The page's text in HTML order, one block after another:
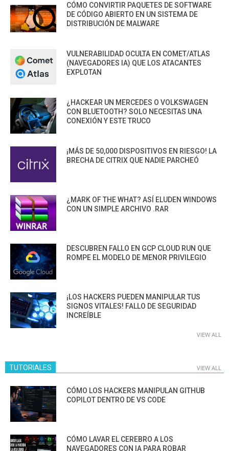
CÓMO CONVIRTIR PAQUETES DE SOFTWARE
DE CÓDIGO ABIERTO EN UN SISTEMA DE
DISTRIBUCIÓN DE MALWARE
VULNERABILIDAD OCULTA EN COMET/ATLAS
(NAVEGADORES IA) QUE LOS ATACANTES
EXPLOTAN
¿HACKEAR UN MERCEDES O VOLKSWAGEN
CON BLUETOOTH? SOLO NECESITAS UNA
CONEXIÓN Y ESTE TRUCO
¡MÁS DE 50,000 DISPOSITIVOS EN RIESGO! LA
BRECHA DE CITRIX QUE NADIE PARCHEÓ
¿MARK OF THE WHAT? ASÍ ELUDEN WINDOWS
CON UN SIMPLE ARCHIVO .RAR
DESCUBREN FALLO EN GCP CLOUD RUN QUE
ROMPE EL MODELO DE MENOR PRIVILEGIO
¡LOS HACKERS PUEDEN MANIPULAR TUS
SIGNOS VITALES! FALLO DE SEGURIDAD
INCREÍBLE
VIEW ALL
TUTORIALES VIEW ALL
CÓMO LOS HACKERS MANIPULAN GITHUB
COPILOT DENTRO DE VS CODE
CÓMO LAVAR EL CEREBRO A LOS
NAVEGADORES CON IA PARA ROBAR